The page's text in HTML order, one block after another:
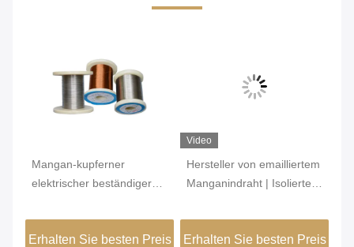
Mangan-kupferner
elektrischer beständiger
Emitter-Widerstand
Erhalten Sie besten Preis
Video
Hersteller von emailliertem
Manganindraht | Isolierter
6J11 6J13
Erhalten Sie besten Preis